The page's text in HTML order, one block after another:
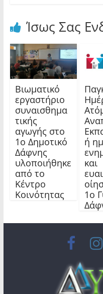
Ίσως Σας
Βιωματικό
εργαστήριο
συναισθημα
τικής
αγωγής στο
1ο Δημοτικό
Δάφνης
υλοποιήθηκε
από το
Κέντρο
Κοινότητας
ή
και
1ο